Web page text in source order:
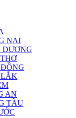
NAI
DƯƠNG
AN
TÀU